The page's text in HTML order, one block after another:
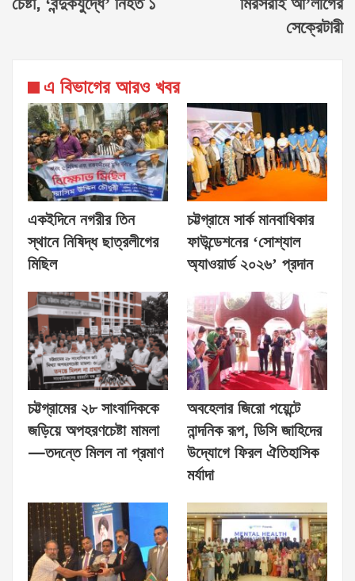
সেক্রেটারী
এ বিভাগের আরও খবর
একইদিনে নগরীর তিন
স্থানে নিষিদ্ধ ছাত্রলীগের
মিছিল
চট্টগ্রামে সার্ক মানবাধিকার
ফাউন্ডেশনের ‘সোশ্যাল
অ্যাওয়ার্ড ২০২৬’ প্রদান
চট্টগ্রামের ২৮ সাংবাদিককে
জড়িয়ে অপহরণচেষ্টা মামলা
—তদন্তে মিলল না প্রমাণ
অবহেলার জিরো পয়েন্টে
নান্দনিক রূপ, ডিসি জাহিদের
উদ্যোগে ফিরল ঐতিহাসিক
মর্যাদা